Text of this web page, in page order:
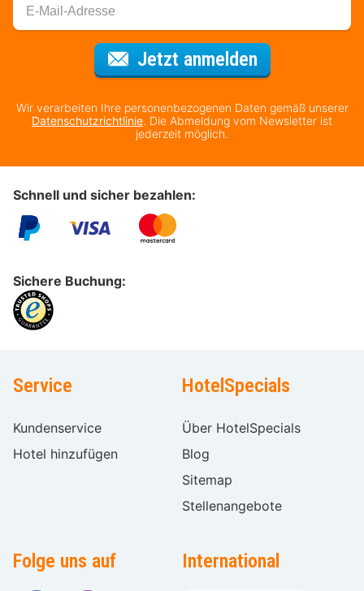
Jetzt anmeldenFür den
Wir verarbeiten Ihre personenbezogenen Daten gemäß unserer
Datenschutzrichtlinie. Die Abmeldung vom Newsletter ist
jederzeit möglich.
Schnell und sicher bezahlen:
Sichere Buchung:
Service
Kundenservice
Hotel hinzufügen
HotelSpecials
Über HotelSpecials
Blog
Sitemap
Stellenangebote
Folge uns auf International